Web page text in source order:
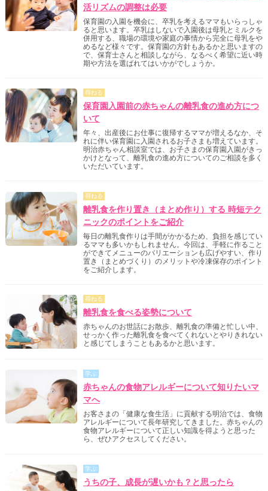
活リズムの調整は必要
保育園の入園を機会に、卒乳を考えるママもいらっしゃ
ると思います。卒乳はしないで入園後は母乳とミルクを
併用する、職場の環境や家庭の事情から完全に母乳をや
めるなど様々です。保育園の方針もあるかと思いますの
で、保育士さんと相談しながら、なるべく希望に近い時
期や方法を選ばれてはいかがでしょうか。
尋ねる
保育園入園前の赤ちゃんの離乳食の進め方につ
いて
年々、出産後にお仕事に復帰するママが増えるなか、そ
れに伴い保育園に入園されるお子さまも増えています。
明治赤ちゃん相談室では、お子さまの保育園入園がきっ
かけとなって、離乳食の進め方についてのご相談を多く
いただいています。
尋ねる
離乳食を作り置き（まとめ作り）する 時短テク
ニックのポイントをご紹介
毎日の離乳食作りは手間がかかるため、負担を感じてい
るママも多いかもしれません。今回は、手軽に作ること
ができてメニューのバリエーションも広げやすい、作り
置き（まとめづくり）のメリットや冷凍保存のポイント
をご紹介します。
尋ねる
離乳食を食べる姿勢について
赤ちゃんのお世話にお散歩、離乳食の準備と忙しい中、
せっかく作った離乳食を食べてくれないとやりきれない
と感じてしまうこともあるかと思います。
学ぶ
赤ちゃんの食物アレルギーについて知りたいマ
マへ
お客さまの「健康な食生活」に貢献する明治では、食物
アレルギーについて長年研究してきました。赤ちゃんの
食物アレルギーについて正しい知識を得ようと思った
ら、ぜひアクセスしてください。
学ぶ
うちの子、成長が遅いかも？と思ったら